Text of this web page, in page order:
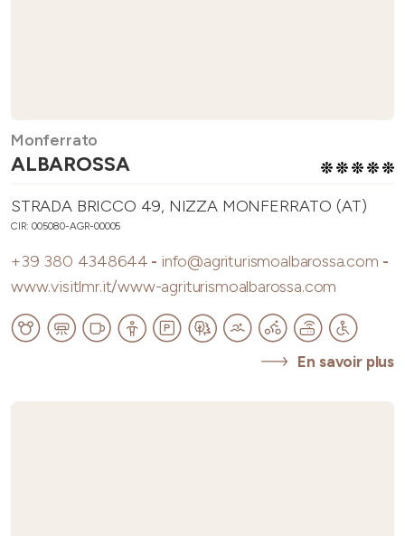
Monferrato
ALBAROSSA
STRADA BRICCO 49, NIZZA MONFERRATO (AT)
CIR: 005080-AGR-00005
+39 380 4348644 - info@agriturismoalbarossa.com -
www.visitlmr.it/www-agriturismoalbarossa.com
En savoir plus